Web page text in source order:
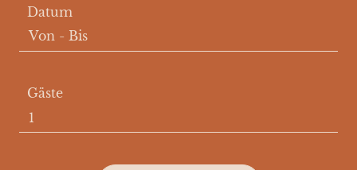
Datum
Von - Bis
Gäste